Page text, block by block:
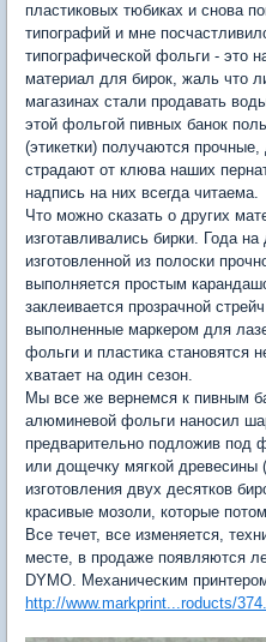
пластиковых тюбиках и снова
типографий и мне
типографической фольги - это
материал для бирок, жаль что
магазинах стали продавать
этой фольгой пивных банок
(этикетки) получаются
страдают от клюва наших
надпись на них всегда читаема.
Что можно сказать о других
изготавливались бирки. Года на
изготовленной из полоски
выполняется простым
заклеивается прозрачной
выполненные маркером для
фольги и пластика становятся
хватает на один сезон.
Мы все же вернемся к пивным
алюминевой фольги наносил
предварительно подложив под
или дощечку мягкой древесины
изготовления двух десятков
красивые мозоли, которые
Все течет, все изменяется,
месте, в продаже появляются
DYMO. Механическим
http://www.markprint...roducts/